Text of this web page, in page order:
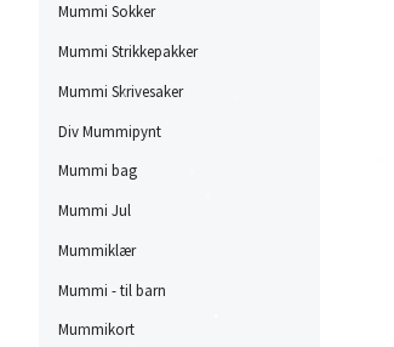
Mummi Sokker
Mummi Strikkepakker
Mummi Skrivesaker
Div Mummipynt
Mummi bag
Mummi Jul
Mummiklær
Mummi - til barn
Mummikort